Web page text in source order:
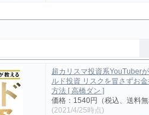
超カリスマ投資系YouTuber
ルド投資 リスクを冒さずお
方法 [ 高橋ダン ]
価格：1540円（税込、送料
(2021/4/25時点)